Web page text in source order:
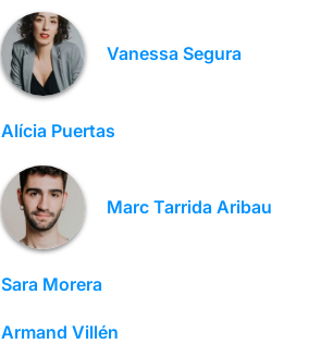
Vanessa Segura
Alícia Puertas
Marc Tarrida Aribau
Sara Morera
Armand Villén